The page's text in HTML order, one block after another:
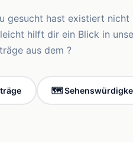
gesucht hast existiert nicht
hilft dir ein Blick in
aus dem ?
🗺️